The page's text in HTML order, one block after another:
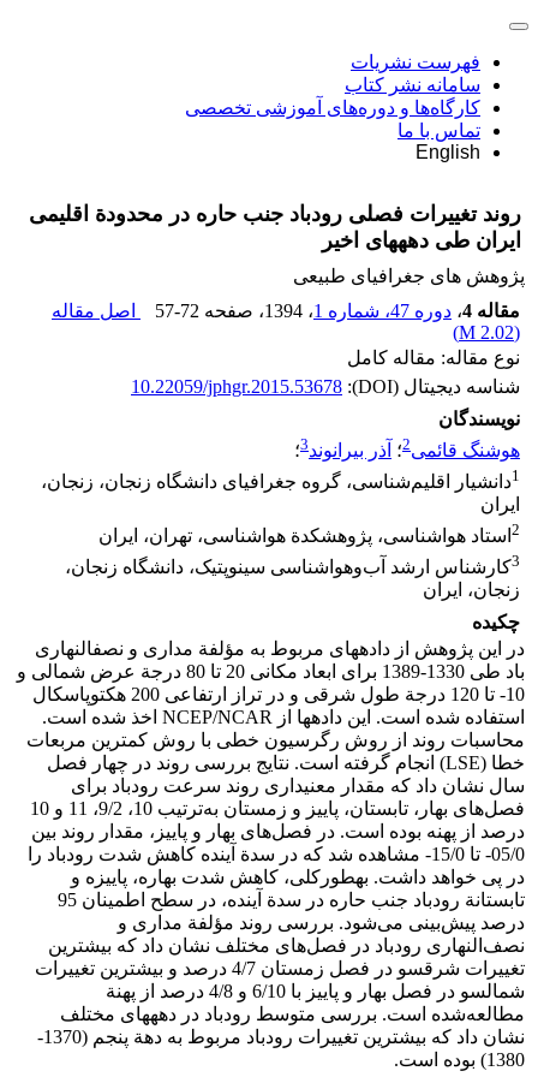
فهرست نشریات
سامانه نشر کتاب
کارگاه‌ها و دوره‌های آموزشی تخصصی
تماس با ما
English
روند تغییرات فصلی رودباد جنب حاره در محدودة اقلیمی
ایران طی دهه‎های اخیر
پژوهش های جغرافیای طبیعی
مقاله 4
، دوره 47، شماره 1 ، 1394 ، صفحه 57-72
اصل مقاله
(
2.02 M
)
نوع مقاله: مقاله کامل
شناسه دیجیتال (DOI):
10.22059/jphgr.2015.53678
نویسندگان
هوشنگ قائمی2؛ آذر بیرانوند3؛
1دانشیار اقلیم‌شناسی، گروه جغرافیای دانشگاه زنجان، زنجان،
ایران
2 استاد هواشناسی، پژوهشکدة هواشناسی، تهران، ایران
3کارشناس ‌ارشد آب‌و‌هواشناسی سینوپتیک، دانشگاه زنجان،
زنجان، ایران
چکیده
در این پژوهش از داده‎های مربوط به مؤلفة مداری و نصف‎النهاری
باد طی 1330-1389 برای ابعاد مکانی 20 تا 80 درجة عرض شمالی و
10- تا 120 درجة طول شرقی و در تراز ارتفاعی 200 هکتوپاسکال
استفاده شده است. این داده‎ها از NCEP/NCAR اخذ شده است.
محاسبات روند از روش رگرسیون خطی با روش کمترین مربعات
خطا (LSE) انجام گرفته است. نتایج بررسی روند در چهار فصل
سال نشان داد که مقدار معنی‎داری روند سرعت رودباد برای
فصل‌های بهار، تابستان، پاییز و زمستان به‌ترتیب 10، 9/2، 11 و 10
درصد از پهنه بوده است. در فصل‌های بهار و پاییز، مقدار روند بین
05/0- تا 15/0- مشاهده شد که در سدة آینده کاهش شدت رودباد را
در پی خواهد داشت. به‎طورکلی، کاهش شدت بهاره، پاییزه و
تابستانة رودباد جنب‎ حاره در سدة آینده، در سطح اطمینان 95
درصد پیش‌بینی می‌شود. بررسی روند مؤلفة مداری و
نصف‌النهاری رودباد در فصل‌های مختلف نشان داد که بیشترین
تغییرات شرق‎سو در فصل زمستان 4/7 درصد و بیشترین تغییرات
شمال‎سو در فصل بهار و پاییز با 6/10 و 4/8 درصد از پهنة
مطالعه‌شده است. بررسی متوسط رودباد در دهه‎های مختلف
نشان داد که بیشترین تغییرات رودباد مربوط به دهة پنجم (1370-
1380) بوده است.